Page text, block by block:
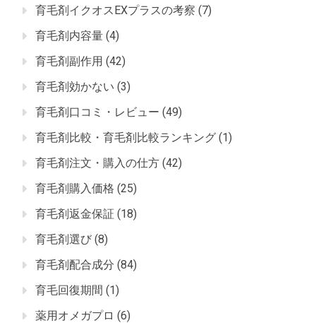
育毛剤イクオスEXプラスの考察 (7)
育毛剤内容量 (4)
育毛剤副作用 (42)
育毛剤効かない (3)
育毛剤口コミ・レビュー (49)
育毛剤比較・育毛剤比較ランキング (1)
育毛剤注文・購入の仕方 (42)
育毛剤購入価格 (25)
育毛剤返金保証 (18)
育毛剤選び (8)
育毛剤配合成分 (84)
育毛回復期間 (1)
薬用オメガプロ (6)